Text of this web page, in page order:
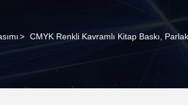
> CMYK Renkli Kavramlı Kitap Baskı,